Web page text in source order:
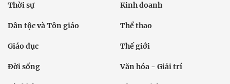
Thời sự Kinh doanh
Dân tộc và Tôn giáo Thể thao
Giáo dục Thế giới
Đời sống Văn hóa - Giải trí